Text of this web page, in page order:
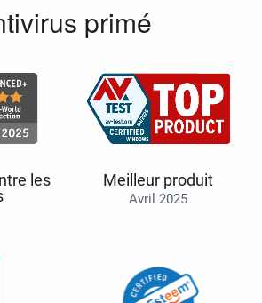
primé
les
Meilleur produit
Avril 2025